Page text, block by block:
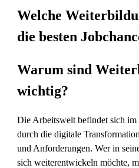
Welche
die besten
Warum sind
wichtig?
Die Arbeitswelt befindet sich im
durch die digitale
und Anforderungen. Wer in
sich weiterentwickeln möchte,